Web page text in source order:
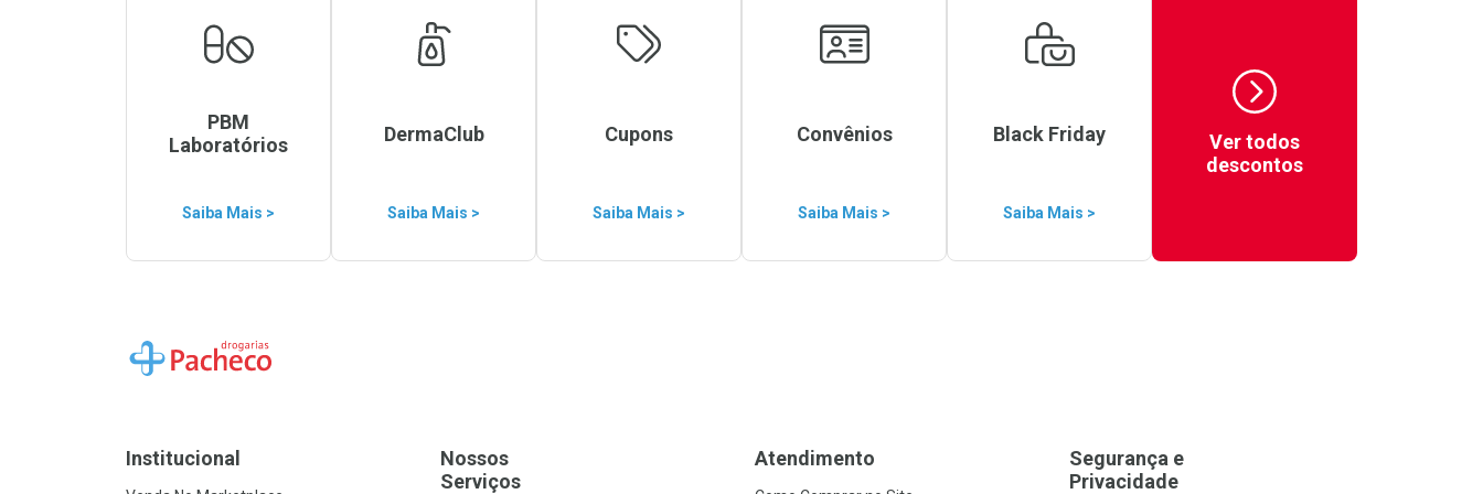
PBM
Laboratórios
Saiba Mais >
DermaClub
Saiba Mais >
Cupons
Saiba Mais >
Convênios
Saiba Mais >
Black Friday
Saiba Mais >
Ver todos
descontos
Ir para a Home
Institucional
Nossos
Serviços
Atendimento
Segurança e
Privacidade